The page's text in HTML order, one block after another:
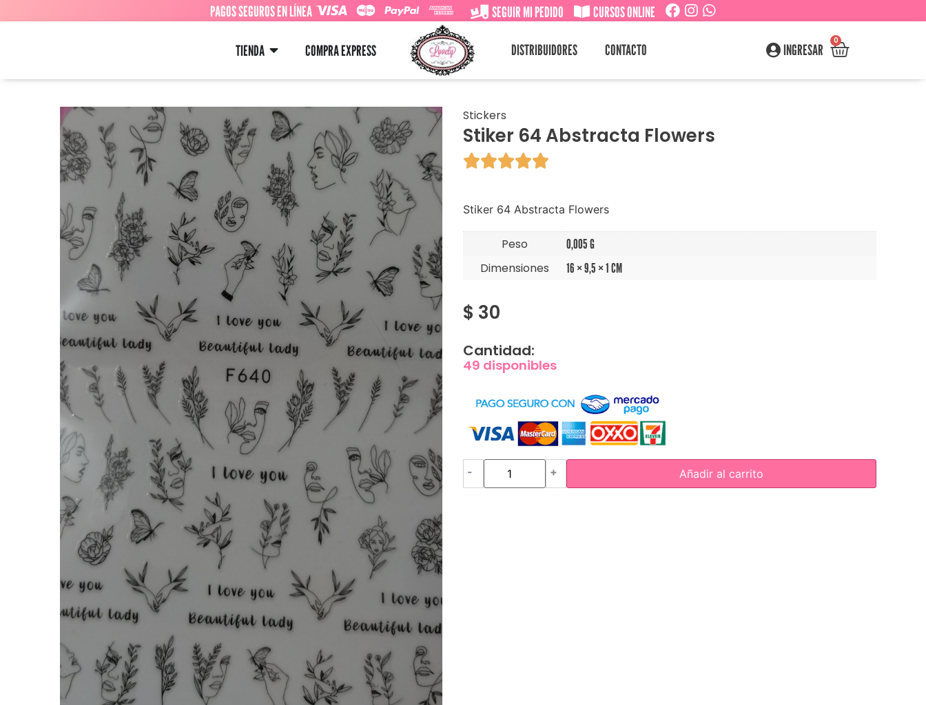
PAGOS SEGUROS EN LÍNEA SEGUIR MI PEDIDO CURSOS ONLINE
TIENDA COMPRA EXPRESS DISTRIBUIDORES CONTACTO INGRESAR
0
Stickers
Stiker 64 Abstracta Flowers

Stiker 64 Abstracta Flowers
Peso 0,005 G
Dimensiones 16 × 9,5 × 1 CM
$ 30
Cantidad:
49 disponibles
- + Añadir al carrito